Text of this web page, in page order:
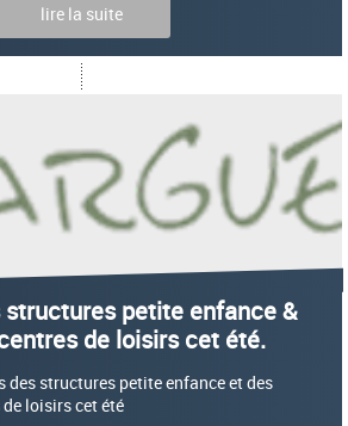
lire la suite
petite enfance &
de loisirs cet été.
des structures petite enfance et des
loisirs cet été